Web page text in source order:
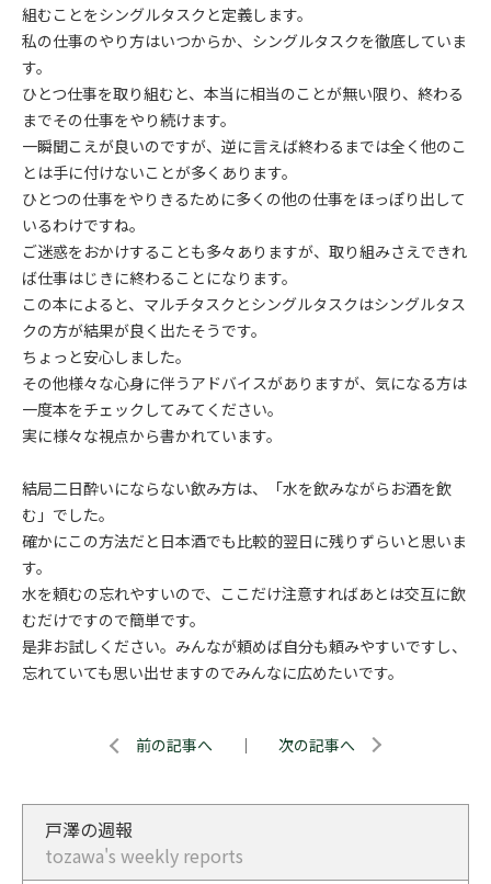
組むことをシングルタスクと定義します。
私の仕事のやり方はいつからか、シングルタスクを徹底していま
す。
ひとつ仕事を取り組むと、本当に相当のことが無い限り、終わる
までその仕事をやり続けます。
一瞬聞こえが良いのですが、逆に言えば終わるまでは全く他のこ
とは手に付けないことが多くあります。
ひとつの仕事をやりきるために多くの他の仕事をほっぽり出して
いるわけですね。
ご迷惑をおかけすることも多々ありますが、取り組みさえできれ
ば仕事はじきに終わることになります。
この本によると、マルチタスクとシングルタスクはシングルタス
クの方が結果が良く出たそうです。
ちょっと安心しました。
その他様々な心身に伴うアドバイスがありますが、気になる方は
一度本をチェックしてみてください。
実に様々な視点から書かれています。
結局二日酔いにならない飲み方は、「水を飲みながらお酒を飲
む」でした。
確かにこの方法だと日本酒でも比較的翌日に残りずらいと思いま
す。
水を頼むの忘れやすいので、ここだけ注意すればあとは交互に飲
むだけですので簡単です。
是非お試しください。みんなが頼めば自分も頼みやすいですし、
忘れていても思い出せますのでみんなに広めたいです。
前の記事へ ｜ 次の記事へ
戸澤の週報
tozawa's weekly reports